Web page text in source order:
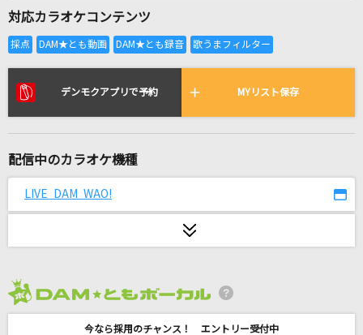
全国りれき
リアルタイムで歌われている曲の一覧
ネバーフィクション
ファタール
対応カラオケコンテンツ
デンモクアプリで予約 MYリスト保存
配信中のカラオケ機種
LIVE DAM WAO!
今なら採用のチャンス！ エントリー受付中